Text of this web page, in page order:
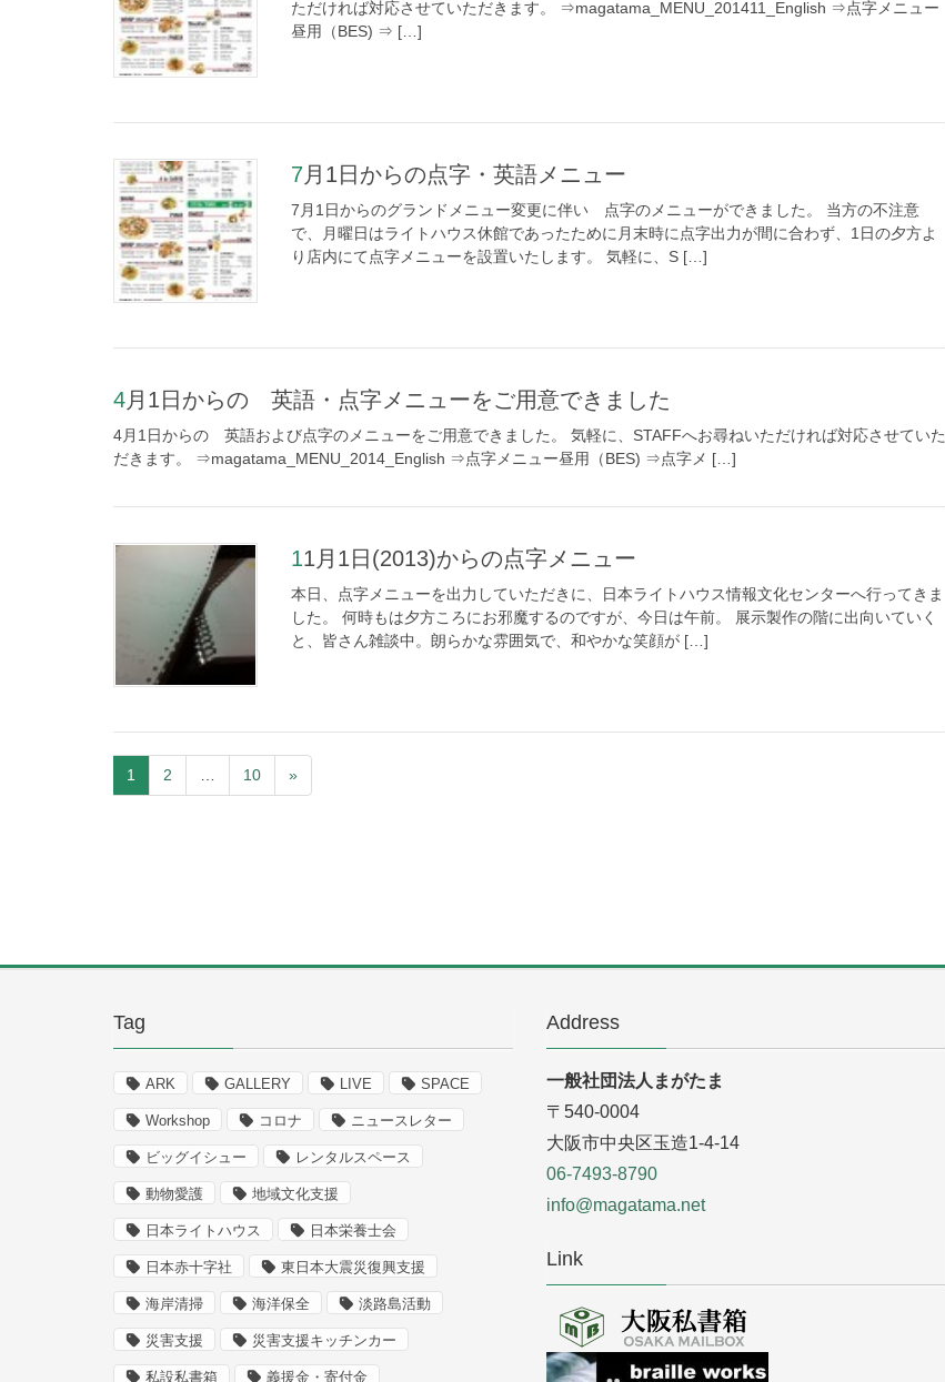
ただければ対応させていただきます。 ⇒magatama_MENU_201411_English ⇒点字メニュー
昼用（BES) ⇒ […]
7月1日からの点字・英語メニュー
7月1日からのグランドメニュー変更に伴い 点字のメニューができました。 当方の不注意
で、月曜日はライトハウス休館であったために月末時に点字出力が間に合わず、1日の夕方よ
り店内にて点字メニューを設置いたします。 気軽に、S […]
4月1日からの 英語・点字メニューをご用意できました
4月1日からの 英語および点字のメニューをご用意できました。 気軽に、STAFFへお尋ねいただければ対応させていた
だきます。 ⇒magatama_MENU_2014_English ⇒点字メニュー昼用（BES) ⇒点字メ […]
11月1日(2013)からの点字メニュー
本日、点字メニューを出力していただきに、日本ライトハウス情報文化センターへ行ってきま
した。 何時もは夕方ころにお邪魔するのですが、今日は午前。 展示製作の階に出向いていく
と、皆さん雑談中。朗らかな雰囲気で、和やかな笑顔が […]
1 2 10 »
Tag
ARK GALLERY LIVE SPACE
Workshop コロナ ニュースレター
ビッグイシュー レンタルスペース
動物愛護 地域文化支援
日本ライトハウス 日本栄養士会
日本赤十字社 東日本大震災復興支援
海岸清掃 海洋保全 淡路島活動
災害支援 災害支援キッチンカー
私設私書箱 義援金・寄付金
Address
一般社団法人まがたま
〒540-0004
大阪市中央区玉造1-4-14
06-7493-8790
info@magatama.net
Link